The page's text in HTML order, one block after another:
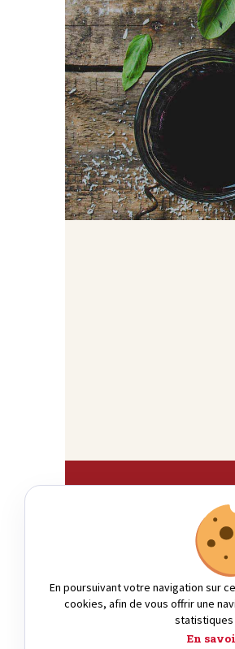
En poursuivant votre navigation sur
cookies, afin de vous offrir une
En
QUI SOMMES-